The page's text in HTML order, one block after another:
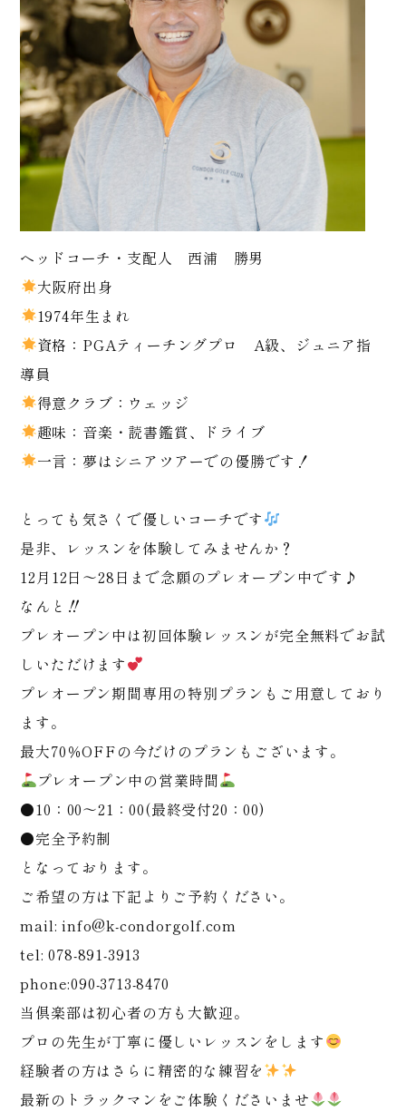
ヘッドコーチ・支配人 西浦 勝男
大阪府出身
1974年生まれ
資格：PGAティーチングプロ A級、ジュニア指
導員
得意クラブ：ウェッジ
趣味：音楽・読書鑑賞、ドライブ
一言：夢はシニアツアーでの優勝です！
とっても気さくで優しいコーチです
是非、レッスンを体験してみませんか？
12月12日～28日まで念願のプレオープン中です♪
なんと‼
プレオープン中は初回体験レッスンが完全無料でお試
しいただけます
プレオープン期間専用の特別プランもご用意しており
ます。
最大70％OFFの今だけのプランもございます。
プレオープン中の営業時間
●10：00～21：00(最終受付20：00)
●完全予約制
となっております。
ご希望の方は下記よりご予約ください。
mail: info@k-condorgolf.com
tel: 078-891-3913
phone:090-3713-8470
当倶楽部は初心者の方も大歓迎。
プロの先生が丁寧に優しいレッスンをします
経験者の方はさらに精密的な練習を
最新のトラックマンをご体験くださいませ